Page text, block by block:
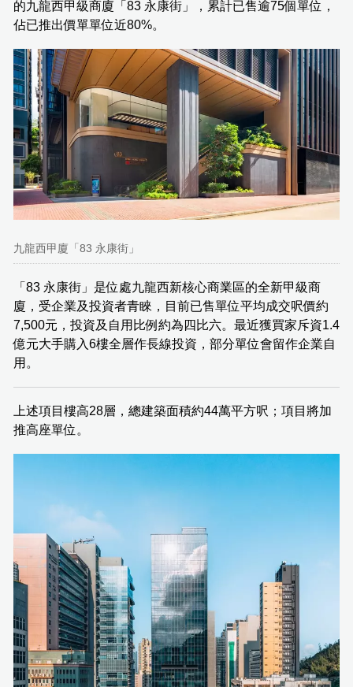
的九龍西甲級商廈「83 永康街」，累計已售逾75個單位，
佔已推出價單單位近80%。
九龍西甲廈「83 永康街」
「83 永康街」是位處九龍西新核心商業區的全新甲級商
廈，受企業及投資者青睞，目前已售單位平均成交呎價約
7,500元，投資及自用比例約為四比六。最近獲買家斥資1.4
億元大手購入6樓全層作長線投資，部分單位會留作企業自
用。
上述項目樓高28層，總建築面積約44萬平方呎；項目將加
推高座單位。